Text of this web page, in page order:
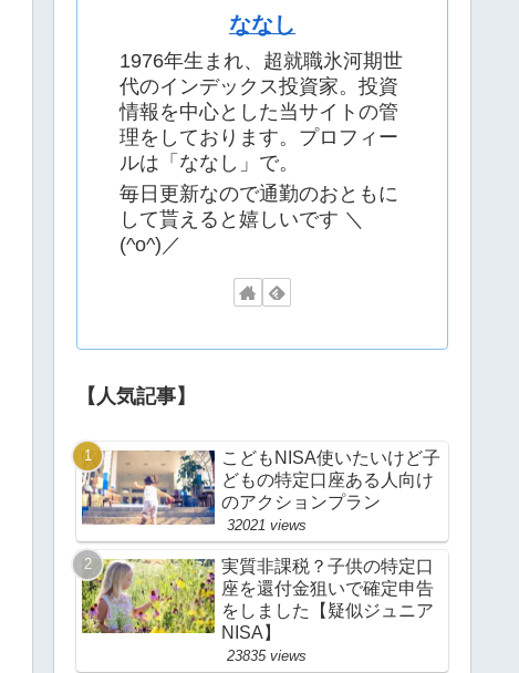
ななし
1976年生まれ、超就職氷河期世
代のインデックス投資家。投資
情報を中心とした当サイトの管
理をしております。プロフィー
ルは「ななし」で。
毎日更新なので通勤のおともに
して貰えると嬉しいです ＼
(^o^)／
【人気記事】
こどもNISA使いたいけど子
どもの特定口座ある人向け
のアクションプラン
32021 views
実質非課税？子供の特定口
座を還付金狙いで確定申告
をしました【疑似ジュニア
NISA】
23835 views